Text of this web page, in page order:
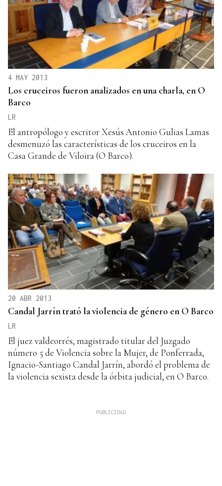
4 MAY 2013
Los cruceiros fueron analizados en una charla, en O
Barco
LR
El antropólogo y escritor Xesús Antonio Gulias Lamas
desmenuzó las características de los cruceiros en la
Casa Grande de Viloira (O Barco).
20 ABR 2013
Candal Jarrín trató la violencia de género en O Barco
LR
El juez valdeorrés, magistrado titular del Juzgado
número 5 de Violencia sobre la Mujer, de Ponferrada,
Ignacio-Santiago Candal Jarrín, abordó el problema de
la violencia sexista desde la órbita judicial, en O Barco.